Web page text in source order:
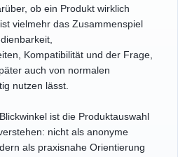
ob ein Produkt wirklich
vielmehr das Zusammenspiel
Kompatibilität und der Frage,
auch von normalen
nutzen lässt.
ist die Produktauswahl
nicht als anonyme
als praxisnahe Orientierung